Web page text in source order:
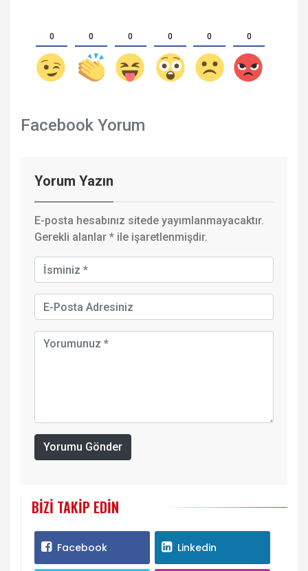
0 0 0 0 0 0
Facebook Yorum
Yorum Yazın
E-posta hesabınız sitede yayımlanmayacaktır.
Gerekli alanlar * ile işaretlenmişdir.
Yorumu Gönder
BIZI TAKIP EDIN
Facebook Linkedin